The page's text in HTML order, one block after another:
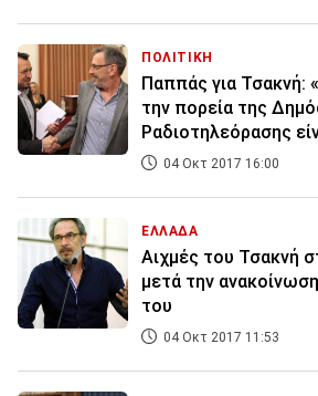
ΠΟΛΙΤΙΚΗ
Παππάς για Τσακνή:
την πορεία της
Ραδιοτηλεόρασης
04 Οκτ 2017 16:00
ΕΛΛΑΔΑ
Αιχμές του Τσακνή
μετά την
του
04 Οκτ 2017 11:53